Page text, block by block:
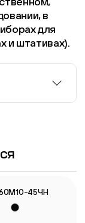
в
для
и штативах).
45ЧН